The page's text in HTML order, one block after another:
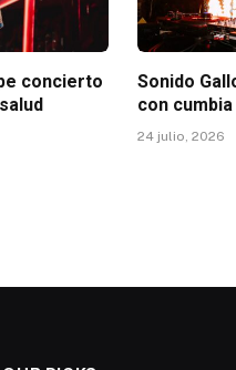
concierto
Sonido
con cumbia
24 julio, 2026